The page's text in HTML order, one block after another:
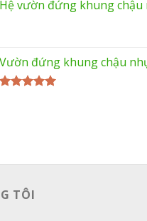
Hệ vườn đứng khung chậu
Vườn đứng khung chậu
TÔI